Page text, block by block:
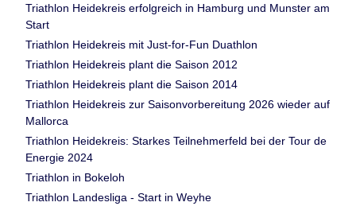
Triathlon Heidekreis erfolgreich in Hamburg und Munster am
Start
Triathlon Heidekreis mit Just-for-Fun Duathlon
Triathlon Heidekreis plant die Saison 2012
Triathlon Heidekreis plant die Saison 2014
Triathlon Heidekreis zur Saisonvorbereitung 2026 wieder auf
Mallorca
Triathlon Heidekreis: Starkes Teilnehmerfeld bei der Tour de
Energie 2024
Triathlon in Bokeloh
Triathlon Landesliga - Start in Weyhe